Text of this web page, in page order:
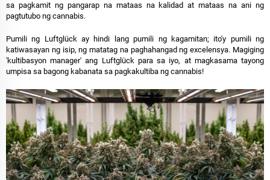
sa pagkamit ng pangarap na mataas na kalidad at mataas na ani ng
pagtutubo ng cannabis.
Pumili ng Luftglück ay hindi lang pumili ng kagamitan; ito'y pumili ng
katiwasayan ng isip, ng matatag na paghahangad ng excelensya. Magiging
'kultibasyon manager' ang Luftglück para sa iyo, at magkasama tayong
umpisa sa bagong kabanata sa pagkakultiba ng cannabis!